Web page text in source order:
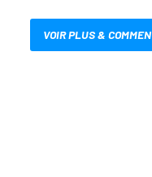
VOIR PLUS &